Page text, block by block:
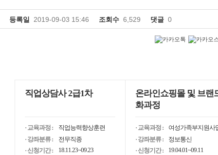
등록일 2019-09-03 15:46 조회수 6,529 댓글 0
직업상담사 2급1차
· 교육과정 :
직업능력향상훈련
· 강좌분류 :
전무직종
· 신청기간 :
18.11.23~09.23
온라인쇼핑몰 및 브랜
화과정
· 교육과정 :
여성가족부지원사
· 강좌분류 :
정보통신
· 신청기간 :
19.04.01~09.11